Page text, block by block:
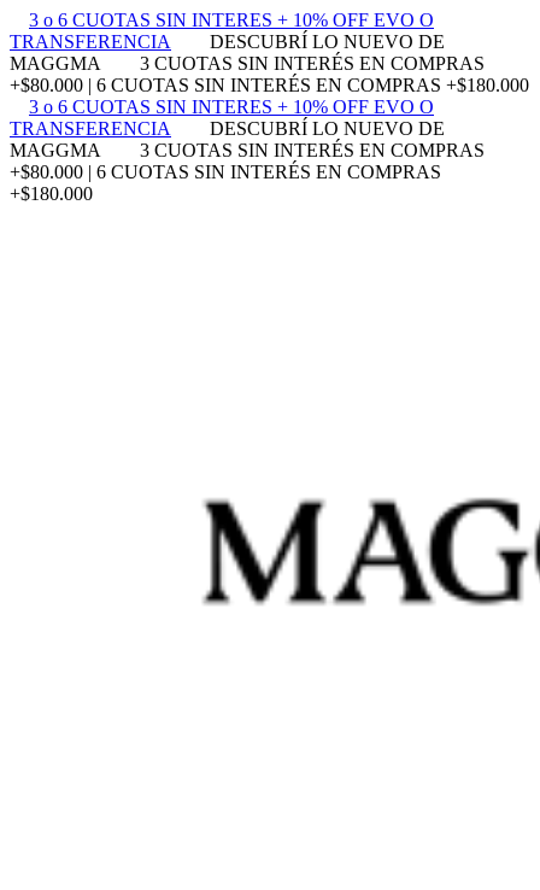
3 o 6 CUOTAS SIN INTERES + 10% OFF EVO O
TRANSFERENCIA
DESCUBRÍ LO NUEVO DE
MAGGMA
3 CUOTAS SIN INTERÉS EN COMPRAS
+$80.000 | 6 CUOTAS SIN INTERÉS EN COMPRAS +$180.000
3 o 6 CUOTAS SIN INTERES + 10% OFF EVO O
TRANSFERENCIA
DESCUBRÍ LO NUEVO DE
MAGGMA
3 CUOTAS SIN INTERÉS EN COMPRAS
+$80.000 | 6 CUOTAS SIN INTERÉS EN COMPRAS
+$180.000